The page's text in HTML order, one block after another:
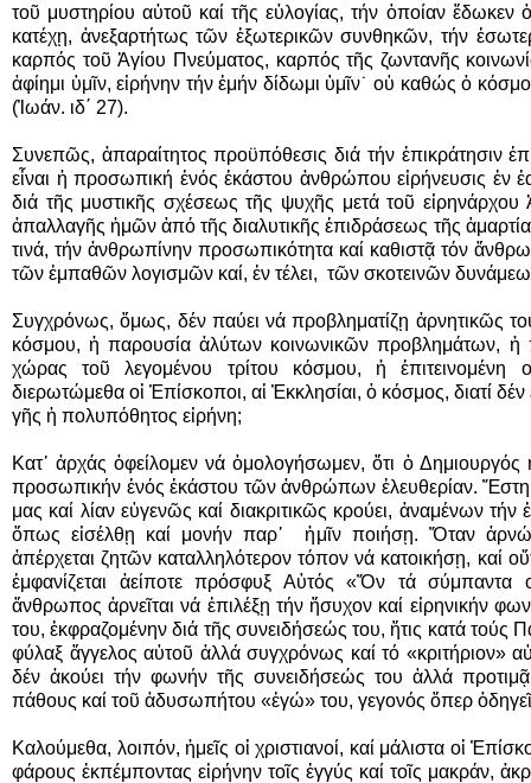
τοῦ μυστηρίου αὐτοῦ καί τῆς εὐλογίας, τήν ὁποίαν
κατέχῃ, ἀνεξαρτήτως τῶν ἐξωτερικῶν συνθηκῶν, τήν
καρπός τοῦ Ἁγίου Πνεύματος, καρπός τῆς ζωντανῆς
ἀφίημι ὑμῖν, εἰρήνην τήν ἐμήν δίδωμι ὑμῖν˙ οὐ καθώς ὁ
(Ἰωάν. ιδ΄ 27).
Συνεπῶς, ἀπαραίτητος προϋπόθεσις διά τήν ἐπικράτησιν
εἶναι ἡ προσωπική ἑνός ἑκάστου ἀνθρώπου εἰρήνευσις ἐν
διά τῆς μυστικῆς σχέσεως τῆς ψυχῆς μετά τοῦ εἰρηνάρχου
ἀπαλλαγῆς ἡμῶν ἀπό τῆς διαλυτικῆς ἐπιδράσεως τῆς
τινά, τήν ἀνθρωπίνην προσωπικότητα καί καθιστᾷ τόν
τῶν ἐμπαθῶν λογισμῶν καί, ἐν τέλει, τῶν σκοτεινῶν
Συγχρόνως, ὅμως, δέν παύει νά προβληματίζῃ ἀρνητικῶς
κόσμου, ἡ παρουσία ἀλύτων κοινωνικῶν προβλημάτων, ἡ
χώρας τοῦ λεγομένου τρίτου κόσμου, ἡ ἐπιτεινομένη
διερωτώμεθα οἱ Ἐπίσκοποι, αἱ Ἐκκλησίαι, ὁ κόσμος, διατί
γῆς ἡ πολυπόθητος εἰρήνη;
Κατ᾿ ἀρχάς ὀφείλομεν νά ὁμολογήσωμεν, ὅτι ὁ
προσωπικήν ἑνός ἑκάστου τῶν ἀνθρώπων ἐλευθερίαν.
μας καί λίαν εὐγενῶς καί διακριτικῶς κρούει, ἀναμένων
ὅπως εἰσέλθῃ καί μονήν παρ᾿ ἡμῖν ποιήσῃ. Ὅταν
ἀπέρχεται ζητῶν καταλληλότερον τόπον νά κατοικήσῃ, καί
ἐμφανίζεται ἀείποτε πρόσφυξ Αὐτός «Ὅν τά
ἄνθρωπος ἀρνεῖται νά ἐπιλέξῃ τήν ἥσυχον καί εἰρηνικήν
του, ἐκφραζομένην διά τῆς συνειδήσεώς του, ἥτις κατά τούς
φύλαξ ἄγγελος αὐτοῦ ἀλλά συγχρόνως καί τό
δέν ἀκούει τήν φωνήν τῆς συνειδήσεώς του ἀλλά
πάθους καί τοῦ ἀδυσωπήτου «ἐγώ» του, γεγονός ὅπερ ὁδηγεῖ
Καλούμεθα, λοιπόν, ἡμεῖς οἱ χριστιανοί, καί μάλιστα οἱ
φάρους ἐκπέμποντας εἰρήνην τοῖς ἐγγύς καί τοῖς μακράν,